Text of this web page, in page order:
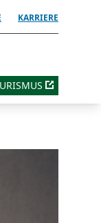
KARRIERE